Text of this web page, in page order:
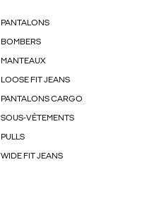
PANTALONS
BOMBERS
MANTEAUX
LOOSE FIT JEANS
PANTALONS CARGO
SOUS-VÊTEMENTS
PULLS
WIDE FIT JEANS